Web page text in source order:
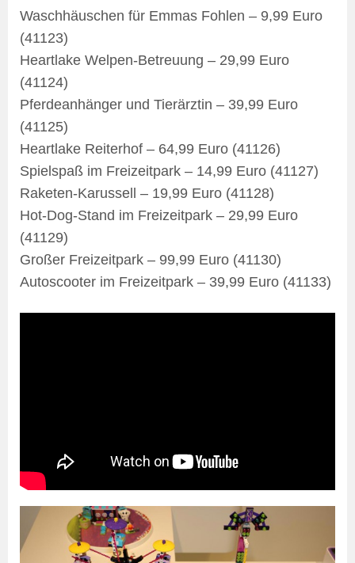
Waschhäuschen für Emmas Fohlen – 9,99 Euro
(41123)
Heartlake Welpen-Betreuung – 29,99 Euro
(41124)
Pferdeanhänger und Tierärztin – 39,99 Euro
(41125)
Heartlake Reiterhof – 64,99 Euro (41126)
Spielspaß im Freizeitpark – 14,99 Euro (41127)
Raketen-Karussell – 19,99 Euro (41128)
Hot-Dog-Stand im Freizeitpark – 29,99 Euro
(41129)
Großer Freizeitpark – 99,99 Euro (41130)
Autoscooter im Freizeitpark – 39,99 Euro (41133)